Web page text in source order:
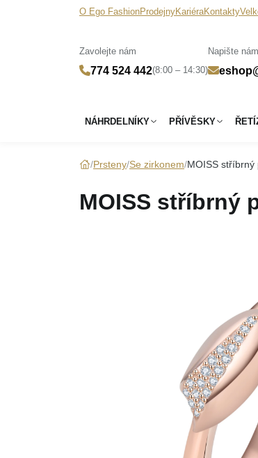
O Ego FashionProdejnyKariéraKontakty
Zavolejte nám
774 524 442(8:00 – 14:30)
Napište nám
NÁHRDELNÍKY PŘÍVĚSKY
Prsteny Se zirkonem MOISS stříbrný
MOISS stříbrný